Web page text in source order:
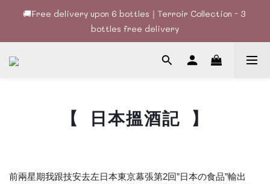
🚚Free delivery upon 6 bottles｜Terroir Collection - 3
bottles free delivery
🚚Free delivery upon 6 bottles｜Terroir Collection - 3
bottles free delivery
🍷酒款、優惠經常更新，請時刻追蹤我地😊｜🤵👰Wine Couple
bottles free delivery
【
🇯🇵
日本搵酒記
🍶
】
前兩星期我跟技安去左日本東京幕張第2回”日本の食品”輸出